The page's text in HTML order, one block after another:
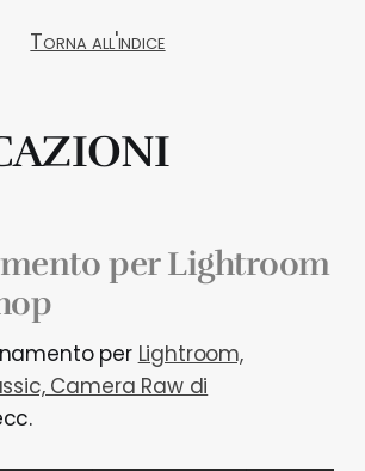
Torna all'indice
per Lightroom
per Lightroom,
Camera Raw di